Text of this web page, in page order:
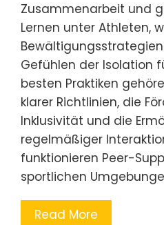
Zusammenarbeit und
Lernen unter Athleten,
Gefühlen der Isolation
besten Praktiken
klarer Richtlinien, die
Inklusivität und die
regelmäßiger
funktionieren Peer-
sportlichen
Read More